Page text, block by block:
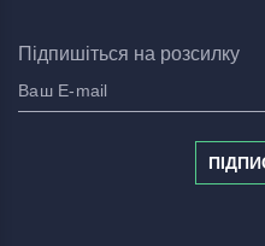
Підпишіться на розсилку